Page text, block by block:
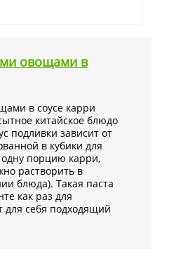
овощами в
в соусе карри
китайское блюдо
подливки зависит от
в кубики для
одну порцию карри,
растворить в
блюда). Такая паста
как раз для
для себя подходящий